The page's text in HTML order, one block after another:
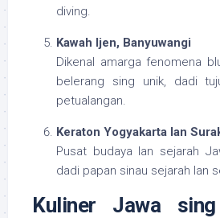
diving.
Kawah Ijen, Banyuwangi
Dikenal amarga fenomena
belerang sing unik, dadi
petualangan.
Keraton Yogyakarta lan
Pusat budaya lan sejarah
dadi papan sinau sejarah lan
Kuliner Jawa